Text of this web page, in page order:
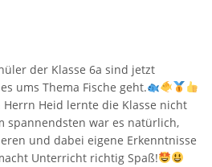
der Klasse 6a sind jetzt
ums Thema Fische geht.
Heid lernte die Klasse nicht
spannendsten war es natürlich,
und dabei eigene Erkenntnisse
Unterricht richtig Spaß!